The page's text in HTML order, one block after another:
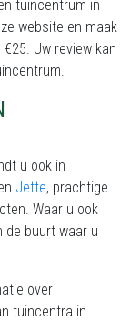
tuincentrum in
website en maak
Uw review kan
u ook in
Jette, prachtige
Waar u ook
de buurt waar u
over
tuincentra in